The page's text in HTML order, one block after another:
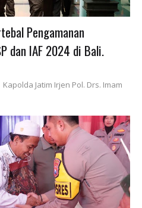
Pengamanan
dan IAF 2024 di Bali.
Jatim Irjen Pol. Drs. Imam